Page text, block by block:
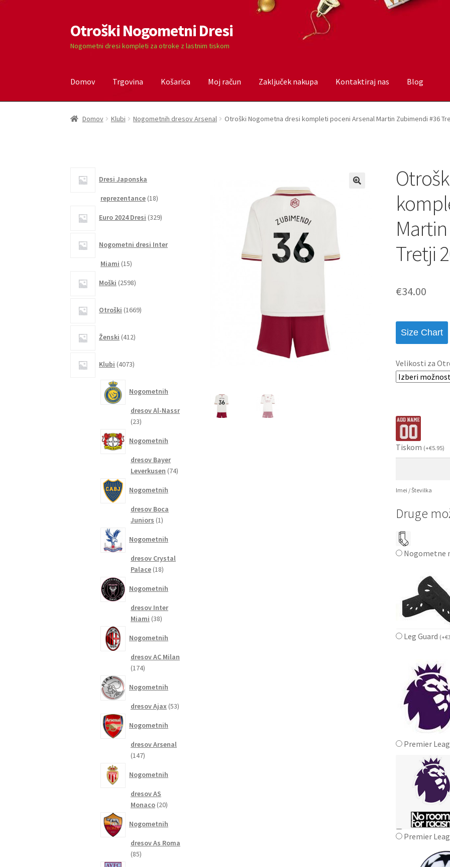
Skip
to
navigation
Skip
to
content
Otroški Nogometni Dresi
Nogometni dresi kompleti za otroke z lastnim tiskom
Domov Trgovina Košarica Moj račun Zaključek nakupa Kontaktiraj nas Blog
Domov BlogKontaktiraj nas Košarica Moj račun Trgovina Zaključek nakupa
Domov Klubi Nogometnih dresov Arsenal Otroški Nogometna dresi kompleti poceni Arsenal Martin Zubimendi #36
Tretji
€34.00
Size Chart
Velikosti za
Tiskom (+€5.95)
Imei / Številka
Druge
Nogometne
Leg Guard (+€
Premier
Premier
Dresi Japonska
reprezentance 1818
Euro 2024 Dresi 329izdelkov
Nogometni dresi Inter
Miami 1515
Moški 2598izdelkov
Otroški 1669izdelkov
Ženski 412izdelkov
Klubi 4073izdelkov
Nogometnih
dresov Al-Nassr
2323
Nogometnih
dresov Bayer
Leverkusen 7474
Nogometnih
dresov Boca
Juniors 11
Nogometnih
dresov Crystal
Palace 1818
Nogometnih
dresov Inter
Miami 3838
Nogometnih
dresov AC Milan
174174
Nogometnih
dresov Ajax 5353
Nogometnih
dresov Arsenal
147147
Nogometnih
dresov AS
Monaco 2020
Nogometnih
dresov As Roma
8585